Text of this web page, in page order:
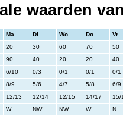
waarden
Ma Di Wo Do
Vr
20 30 60 70
50
90 40 20 20
40
6/10 0/3 0/1 0/1
0/1
8/9 5/6 4/7 5/8
6/9
12/13 12/14 12/15 14/17
15/
W NW NW W
N